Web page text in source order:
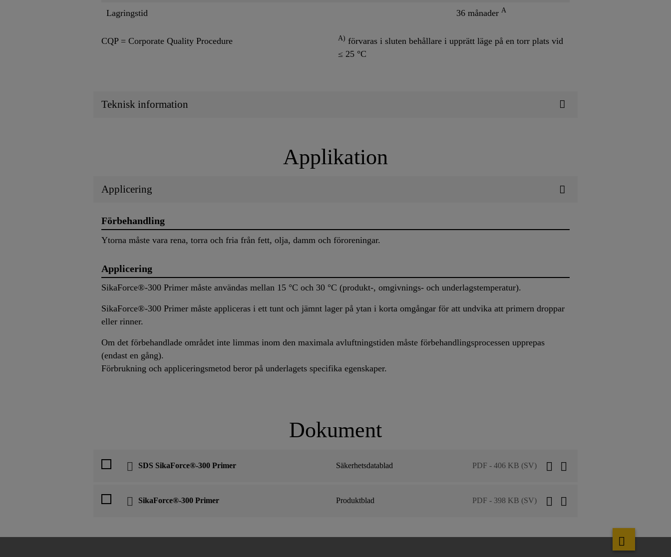
Lagringstid 36 månader A
CQP = Corporate Quality Procedure A) förvaras i sluten behållare i upprätt läge på en torr plats vid
≤ 25 °C
Teknisk information
Applikation
Applicering
Förbehandling
Ytorna måste vara rena, torra och fria från fett, olja, damm och föroreningar.
Applicering
SikaForce®-300 Primer måste användas mellan 15 °C och 30 °C (produkt-, omgivnings- och underlagstemperatur).
SikaForce®-300 Primer måste appliceras i ett tunt och jämnt lager på ytan i korta omgångar för att undvika att primern droppar
eller rinner.
Om det förbehandlade området inte limmas inom den maximala avluftningstiden måste förbehandlingsprocessen upprepas
(endast en gång).
Förbrukning och appliceringsmetod beror på underlagets specifika egenskaper.
Dokument
SDS SikaForce®-300 Primer Säkerhetsdatablad PDF - 406 KB (SV)
SikaForce®-300 Primer Produktblad PDF - 398 KB (SV)